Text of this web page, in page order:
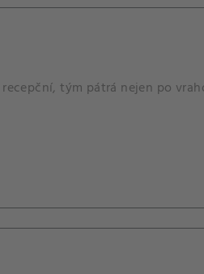
tým pátrá nejen po